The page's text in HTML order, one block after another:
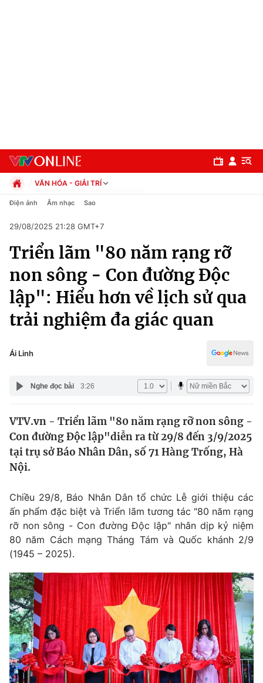
Chuyên mục
Xã hội
Tin tức
Thế giới đó đây
Câu chuyện quốc tế
Kinh tế
Tài chính
Góc doanh nghiệp
Dữ liệu và đời sống
Truyền hình
Phim VTV
Hậu trường
Nhân vật
Khán giả
Giải sao mai
Giải trí
Âm nhạc
Sao
Đời sống
Du lịch
Làm đẹp
Chất lượng cuộc sống
Giáo dục
Tuyển sinh
Học trực tuyến
Công nghệ
Hitech Công nghệ tương lai
Giao lưu trực tuyến
VĂN HÓA - GIẢI TRÍ
Chính trị
Pháp luật
Kinh tế
Thể thao
Truyền hình
Văn hóa - Giải trí
Đời sống
Điện ảnh Âm nhạc Sao
29/08/2025 21:28 GMT+7
Triển lãm "80 năm rạng rỡ
non sông - Con đường Độc
lập": Hiểu hơn về lịch sử qua
trải nghiệm đa giác quan
Ái Linh
Nghe đọc bài 3:26
VTV.vn - Triển lãm "80 năm rạng rỡ non sông -
Con đường Độc lập"diễn ra từ 29/8 đến 3/9/2025
tại trụ sở Báo Nhân Dân, số 71 Hàng Trống, Hà
Nội.
Chiều 29/8, Báo Nhân Dân tổ chức Lễ giới thiệu các
ấn phẩm đặc biệt và Triển lãm tương tác "80 năm rạng
rỡ non sông - Con đường Độc lập" nhân dịp kỷ niệm
80 năm Cách mạng Tháng Tám và Quốc khánh 2/9
(1945 – 2025).